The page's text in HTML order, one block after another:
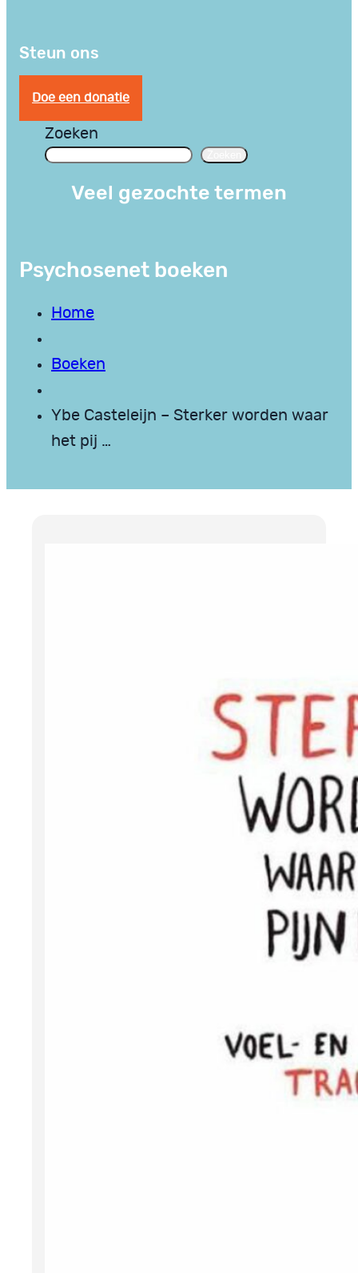
Steun ons
Doe een donatie
Zoeken
Veel gezochte termen
Psychosenet boeken
Home
Boeken
Ybe Casteleijn – Sterker worden waar
het pij …